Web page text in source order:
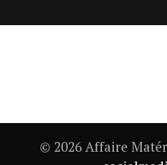
© 2026 Affaire